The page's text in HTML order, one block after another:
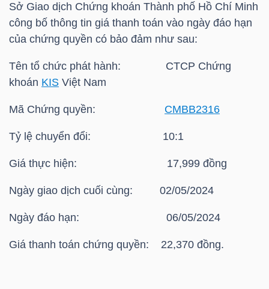
Sở Giao dịch Chứng khoán Thành phố Hồ Chí Minh
công bố thông tin giá thanh toán vào ngày đáo hạn
của chứng quyền có bảo đảm như sau:
Tên tổ chức phát hành: CTCP Chứng
khoán KIS Việt Nam
Mã Chứng quyền: CMBB2316
Tỷ lệ chuyển đổi: 10:1
Giá thực hiện: 17,999 đồng
Ngày giao dịch cuối cùng: 02/05/2024
Ngày đáo hạn: 06/05/2024
Giá thanh toán chứng quyền: 22,370 đồng.
BẤT
ĐỘNG
SẢN
HÓA
KINH